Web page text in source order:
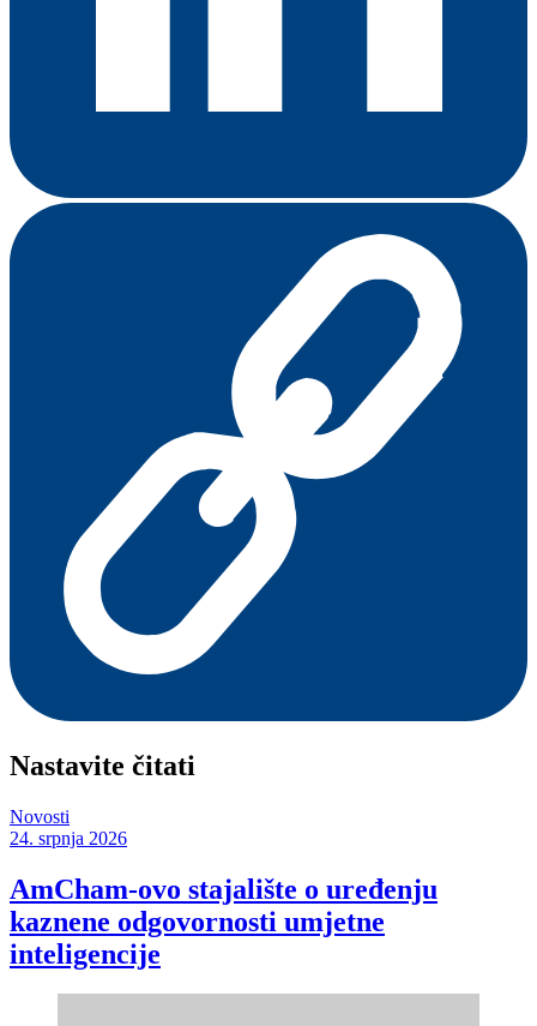
Nastavite čitati
Novosti
24. srpnja 2026
AmCham-ovo stajalište o uređenju
kaznene odgovornosti umjetne
inteligencije